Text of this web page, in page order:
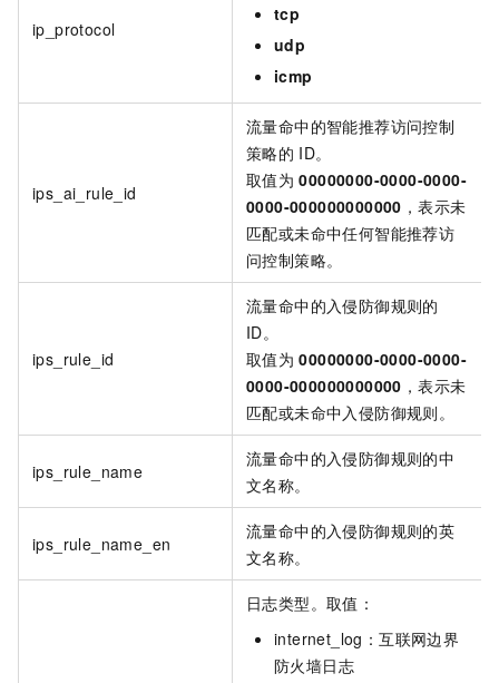
ip_protocol
tcp
udp
icmp
ips_ai_rule_id
流量命中的智能推荐访问控制
策略的 ID。
取值为 00000000-0000-0000-
0000-000000000000 ，表示未
匹配或未命中任何智能推荐访
问控制策略。
ips_rule_id
流量命中的入侵防御规则的
ID。
取值为 00000000-0000-0000-
0000-000000000000 ，表示未
匹配或未命中入侵防御规则。
ips_rule_name
流量命中的入侵防御规则的中
文名称。
ips_rule_name_en
流量命中的入侵防御规则的英
文名称。
日志类型。取值：
internet_log：互联网边界
防火墙日志